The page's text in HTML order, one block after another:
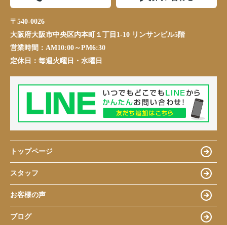
〒540-0026
大阪府大阪市中央区内本町１丁目1-10 リンサンビル5階
営業時間： AM10:00～PM6:30
定休日： 毎週火曜日・水曜日
トップページ
スタッフ
お客様の声
ブログ